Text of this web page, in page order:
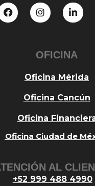
OFICINA
Oficina Mérida
Oficina Cancún
Oficina
Oficina Ciudad de
AL
+52 999 488 4990